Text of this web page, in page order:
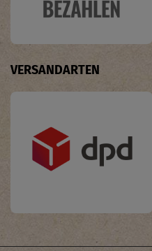
VERSANDARTEN